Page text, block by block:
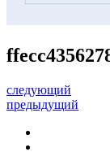
следующий
предыдущий